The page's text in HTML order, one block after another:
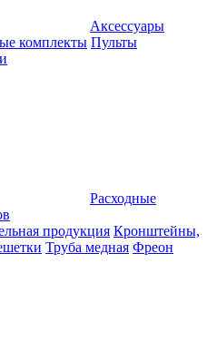
Аксессуары
комплекты Пульты
Расходные
продукция Кронштейны,
Труба медная Фреон